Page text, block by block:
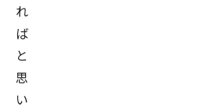
れ
ば
と
思
い